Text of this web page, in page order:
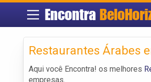
Encontra
Restaurantes Árabes
Aqui você Encontra! os melhores
empresas.